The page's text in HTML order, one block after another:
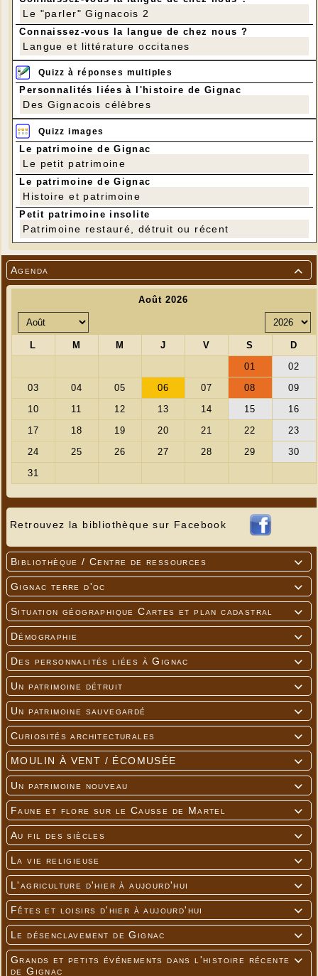

Agenda
Retrouvez la bibliothèque sur Facebook

Bibliothèque / Centre de ressources

Gignac terre d'oc

Situation géographique Cartes et plan cadastral

Démographie

Des personnalités liées à Gignac

Un patrimoine détruit

Un patrimoine sauvegardé

Curiosités architecturales

MOULIN À VENT / ÉCOMUSÉE

Un patrimoine nouveau

Faune et flore sur le Causse de Martel

Au fil des siècles

La vie religieuse

L'agriculture d'hier à aujourd'hui

Fêtes et loisirs d'hier à aujourd'hui

Le désenclavement de Gignac

Grands et petits événements dans l'histoire récente
de Gignac
Le "parler" Gignacois 2
Connaissez-vous la langue de chez nous ?
Langue et littérature occitanes
Quizz à réponses multiples
Personnalités liées à l'histoire de Gignac
Des Gignacois célèbres
Quizz images
Le patrimoine de Gignac
Le petit patrimoine
Le patrimoine de Gignac
Histoire et patrimoine
Petit patrimoine insolite
Patrimoine restauré, détruit ou récent